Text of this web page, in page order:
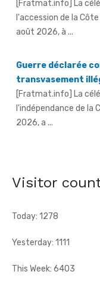
Guerre déclarée
l'indépendance de la
2026, a ...
An 66 de
anniversaire ...
Visitor
Today: 1278
Yesterday: 1111
This Week: 6403